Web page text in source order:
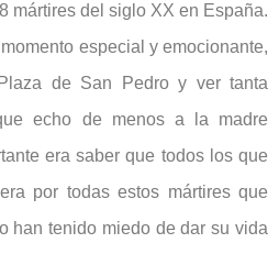
mártires del siglo XX en España.
especial y emocionante,
de San Pedro y ver tanta
echo de menos a la madre
era saber que todos los que
por todas estos mártires que
han tenido miedo de dar su vida